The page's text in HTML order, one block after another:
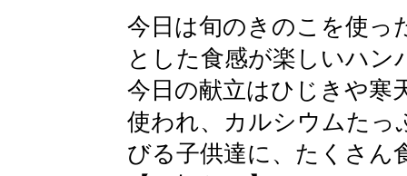
今日は旬のきのこを使っ
とした食感が楽しいハン
今日の献立はひじきや寒
使われ、カルシウムたっ
びる子供達に、たくさん